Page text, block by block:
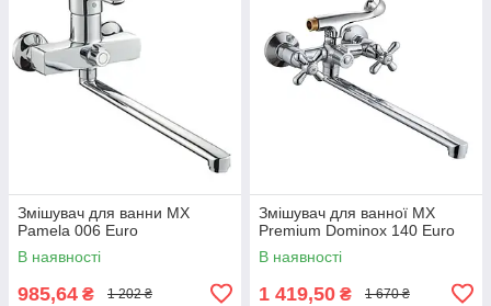
Змішувач для ванни MX
Pamela 006 Euro
В наявності
985,64 ₴ 1 202 ₴
Змішувач для ванної MX
Premium Dominox 140 Euro
В наявності
1 419,50 ₴ 1 670 ₴